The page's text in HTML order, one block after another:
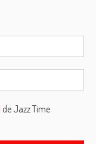
de Jazz Time